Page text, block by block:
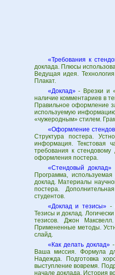
«Требования к
доклада. Плюсы
Ведущая идея.
Плакат.
«Доклад»- Врезки и
наличие комментариев в
Правильное оформление
используемую
«чужеродным» стилем.
«Оформление
Структура постера.
информация. Текстовая
требования к
оформления постера.
«Стендовый доклад»
Программа,
доклад. Материалы
постера.
студентов.
«Доклад и тезисы» -
Тезисы и доклад.
тезисов. Джон
Примененные методы.
слайд.
«Как делать доклад»
Ваша миссия. Формула
Надежда. Подготовка
выступление вовремя.
начале доклада. История